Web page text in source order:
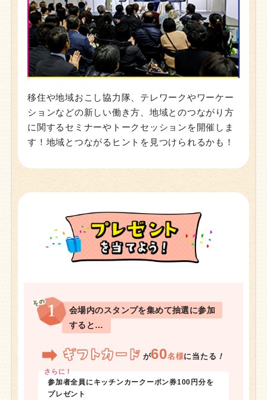
移住や地域おこし協力隊、テレワークやワーケー
ションなどの新しい働き方、地域とのつながり方
に関するセミナーやトークセッションを開催しま
す！地域とつながるヒントを見つけられるかも！
会場内のスタンプを集めて抽選に参加
すると…
が60名様に当たる ！
さらに！
参加者全員にキッチンカークーポン券100円分を
プレゼント